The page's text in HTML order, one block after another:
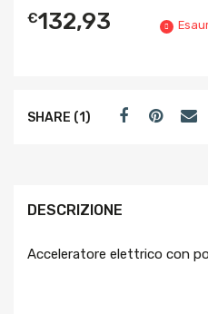
€132,93
SHARE (1)
DESCRIZIONE
Acceleratore elettrico con